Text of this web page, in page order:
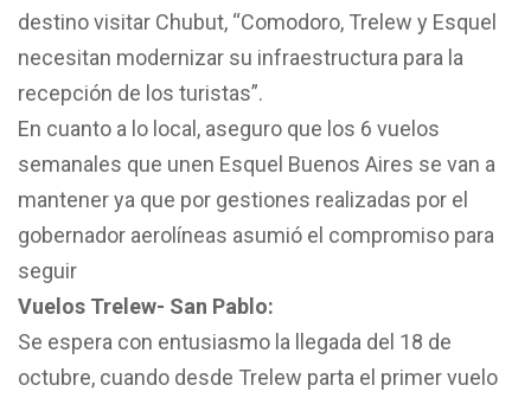
destino visitar Chubut, “Comodoro, Trelew y Esquel
necesitan modernizar su infraestructura para la
recepción de los turistas”.
En cuanto a lo local, aseguro que los 6 vuelos
semanales que unen Esquel Buenos Aires se van a
mantener ya que por gestiones realizadas por el
gobernador aerolíneas asumió el compromiso para
seguir
Vuelos Trelew- San Pablo:
Se espera con entusiasmo la llegada del 18 de
octubre, cuando desde Trelew parta el primer vuelo